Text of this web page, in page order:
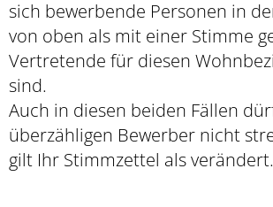
sich bewerbende Personen in
von oben als mit einer Stimme
Vertretende für diesen
sind.
Auch in diesen beiden Fällen
überzähligen Bewerber nicht
gilt Ihr Stimmzettel als verändert.